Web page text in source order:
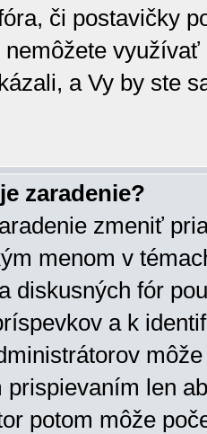
či postavičky
a Vy by ste
zaradenie?
zmeniť
menom v
diskusných fór
a k
prispievaním len
potom môže